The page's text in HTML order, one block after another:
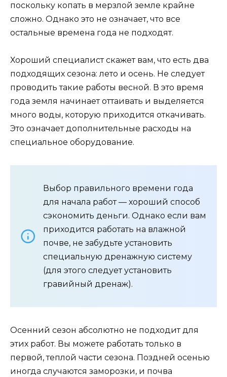
поскольку копать в мерзлой земле крайне
сложно. Однако это не означает, что все
остальные времена года не подходят.
Хороший специалист скажет вам, что есть два
подходящих сезона: лето и осень. Не следует
проводить такие работы весной. В это время
года земля начинает оттаивать и выделяется
много воды, которую приходится откачивать.
Это означает дополнительные расходы на
специальное оборудование.
Выбор правильного времени года
для начала работ — хороший способ
сэкономить деньги. Однако если вам
приходится работать на влажной
почве, не забудьте установить
специальную дренажную систему
(для этого следует установить
гравийный дренаж).
Осенний сезон абсолютно не подходит для
этих работ. Вы можете работать только в
первой, теплой части сезона. Поздней осенью
иногда случаются заморозки, и почва